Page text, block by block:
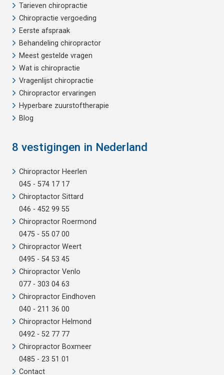
Tarieven chiropractie
Chiropractie vergoeding
Eerste afspraak
Behandeling chiropractor
Meest gestelde vragen
Wat is chiropractie
Vragenlijst chiropractie
Chiropractor ervaringen
Hyperbare zuurstoftherapie
Blog
8 vestigingen in Nederland
Chiropractor Heerlen
045 - 574 17 17
Chiroptactor Sittard
046 - 452 99 55
Chiropractor Roermond
0475 - 55 07 00
Chiropractor Weert
0495 - 54 53 45
Chiropractor Venlo
077 - 303 04 63
Chiropractor Eindhoven
040 - 211 36 00
Chiropractor Helmond
0492 - 52 77 77
Chiropractor Boxmeer
0485 - 23 51 01
Contact